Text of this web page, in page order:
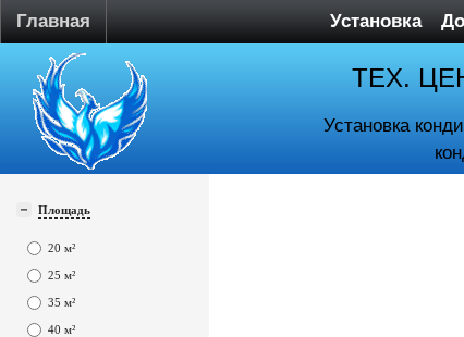
Главная Установка
ТЕХ.
Установка
Площадь
20 м²
25 м²
35 м²
40 м²